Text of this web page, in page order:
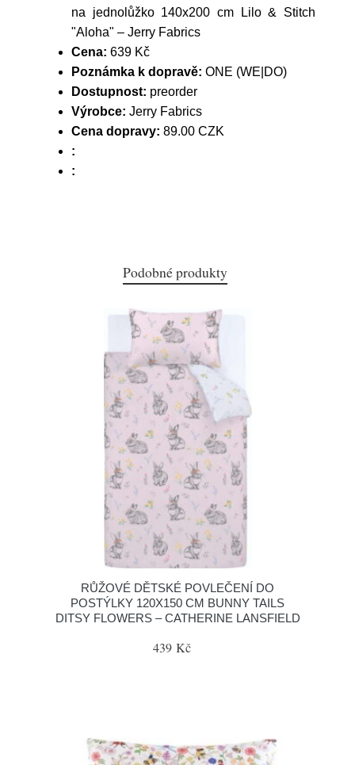
na jednolůžko 140x200 cm Lilo & Stitch
"Aloha" – Jerry Fabrics
Cena: 639 Kč
Poznámka k dopravě: ONE (WE|DO)
Dostupnost: preorder
Výrobce: Jerry Fabrics
Cena dopravy: 89.00 CZK
:
:
Podobné produkty
RŮŽOVÉ DĚTSKÉ POVLEČENÍ DO
POSTÝLKY 120X150 CM BUNNY TAILS
DITSY FLOWERS – CATHERINE LANSFIELD
439 Kč